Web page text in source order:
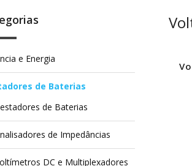
e Energia
de Baterias
de Baterias
de Impedâncias
DC e Multiplexadores